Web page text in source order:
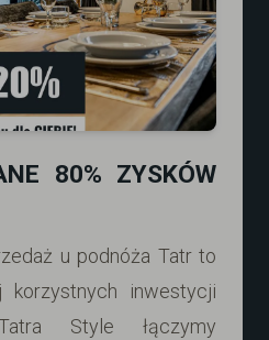
80% ZYSKÓW
u podnóża Tatr to
korzystnych inwestycji
Style łączymy